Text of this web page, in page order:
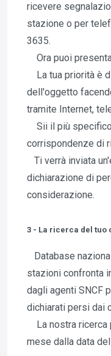
ricevere
stazione o per
3635.
Ora puoi
La tua priorità è
dell'oggetto
tramite Internet,
Sii il più
corrispondenze di
Ti verrà inviata
dichiarazione di
considerazione.
3 - La ricerca del tuo
Database
stazioni confronta
dagli agenti SNCF
dichiarati persi dai
La nostra ricerca
mese dalla data